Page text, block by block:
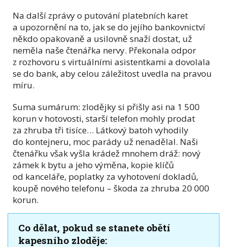
Na další zprávy o putování platebních karet
a upozornění na to, jak se do jejího bankovnictví
někdo opakovaně a usilovně snaží dostat, už
neměla naše čtenářka nervy. Překonala odpor
z rozhovoru s virtuálními asistentkami a dovolala
se do bank, aby celou záležitost uvedla na pravou
míru.
Suma sumárum: zlodějky si přišly asi na 1 500
korun v hotovosti, starší telefon mohly prodat
za zhruba tři tisíce… Látkový batoh vyhodily
do kontejneru, moc parády už nenadělal. Naši
čtenářku však vyšla krádež mnohem dráž: nový
zámek k bytu a jeho výměna, kopie klíčů
od kanceláře, poplatky za vyhotovení dokladů,
koupě nového telefonu – škoda za zhruba 20 000
korun.
Co dělat, pokud se stanete obětí
kapesního zloděje: